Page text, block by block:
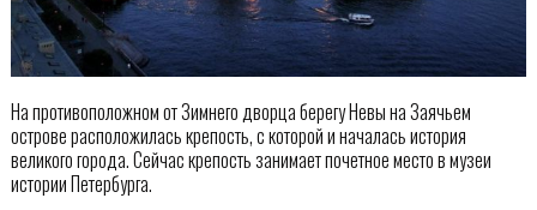
На противоположном от Зимнего дворца берегу Невы на Заячьем
острове расположилась крепость, с которой и началась история
великого города. Сейчас крепость занимает почетное место в музеи
истории Петербурга.